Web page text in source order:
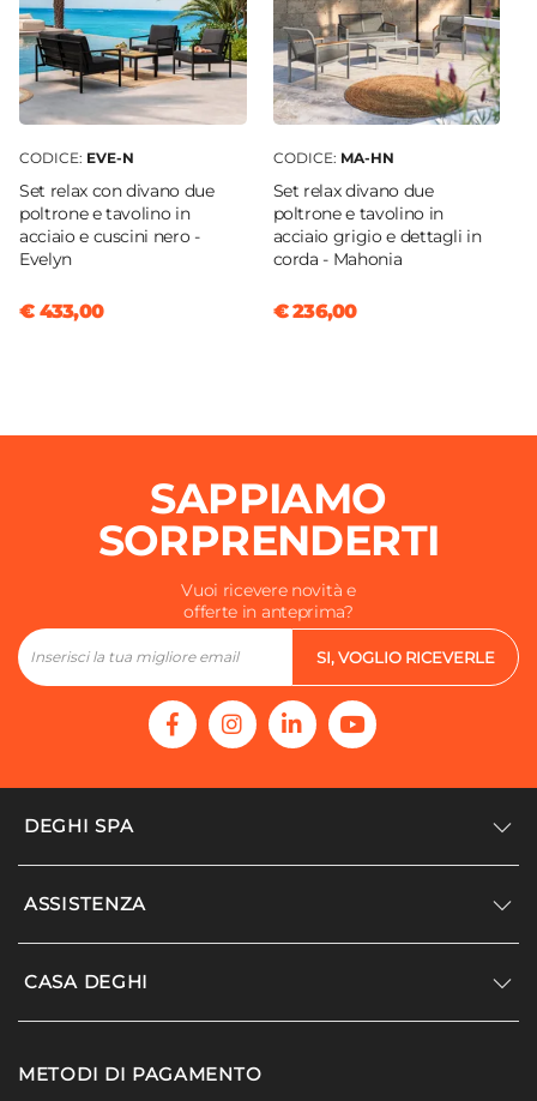
CODICE: EVE-N
Set relax con divano due
poltrone e tavolino in
acciaio e cuscini nero -
Evelyn
€ 433,00
CODICE: MA-HN
Set relax divano due
poltrone e tavolino in
acciaio grigio e dettagli in
corda - Mahonia
€ 236,00
SAPPIAMO
SORPRENDERTI
Vuoi ricevere novità e
offerte in anteprima?
SI, VOGLIO RICEVERLE
DEGHI SPA
Accedi/Registrati
Modello organizzativo e codice etico
ASSISTENZA
Supporto
Agevolazioni fiscali
CASA DEGHI
I nostri luoghi
METODI DI PAGAMENTO